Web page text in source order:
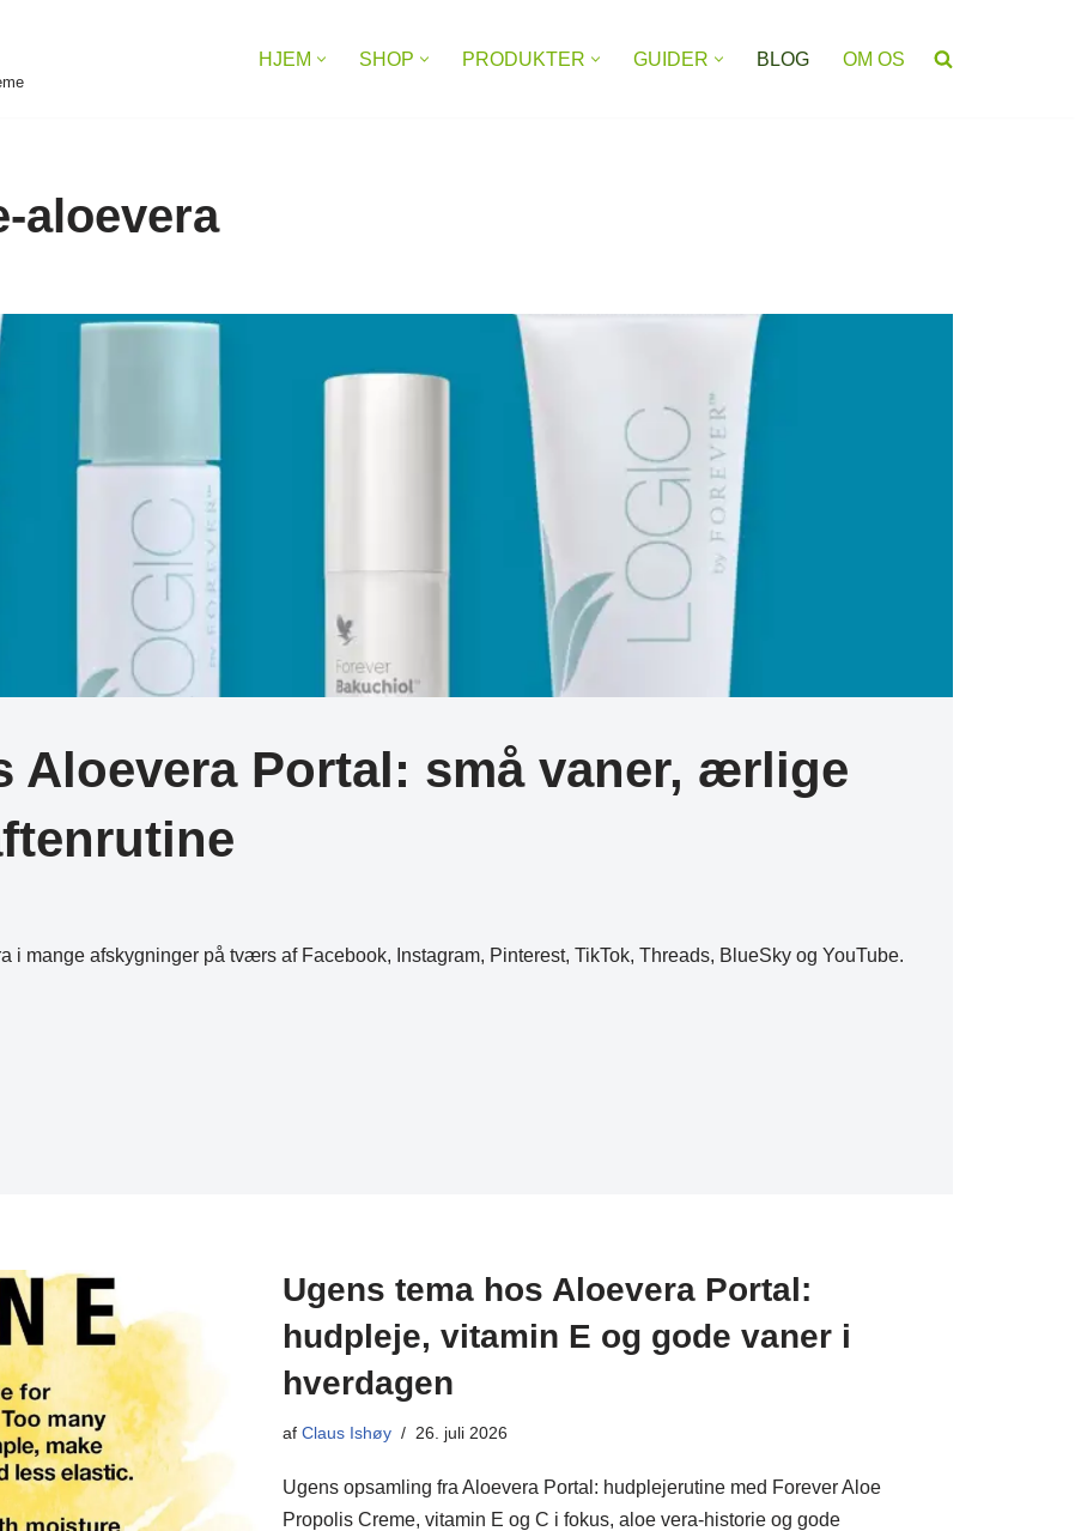
HJEM SHOP PRODUKTER GUIDER BLOG OM OS
aloevera
Aloevera Portal: små vaner, ærlige
i mange afskygninger på tværs af Facebook, Instagram, Pinterest, TikTok, Threads, BlueSky og YouTube.
Ugens tema hos Aloevera Portal:
hudpleje, vitamin E og gode vaner i
hverdagen
af Claus Ishøy 26. juli 2026
Ugens opsamling fra Aloevera Portal: hudplejerutine med Forever Aloe
Propolis Creme, vitamin E og C i fokus, aloe vera-historie og gode